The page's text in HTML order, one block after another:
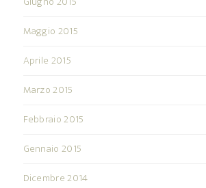
Maggio 2015
Aprile 2015
Marzo 2015
Febbraio 2015
Gennaio 2015
Dicembre 2014